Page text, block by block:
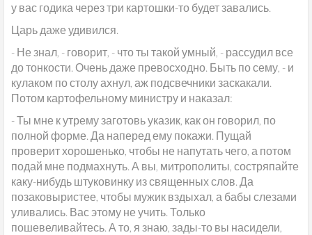
у вас годика через три картошки-то будет завались.
Царь даже удивился.
- Не знал, - говорит, - что ты такой умный, - рассудил все
до тонкости. Очень даже превосходно. Быть по сему, - и
кулаком по столу ахнул, аж подсвечники заскакали.
Потом картофельному министру и наказал:
- Ты мне к утрему заготовь указик, как он говорил, по
полной форме. Да наперед ему покажи. Пущай
проверит хорошенько, чтобы не напутать чего, а потом
подай мне подмахнуть. А вы, митрополиты, состряпайте
каку-нибудь штуковинку из священных слов. Да
позаковыристее, чтобы мужик вздыхал, а бабы слезами
уливались. Вас этому не учить. Только
пошевеливайтесь. А то, я знаю, зады-то вы насидели,